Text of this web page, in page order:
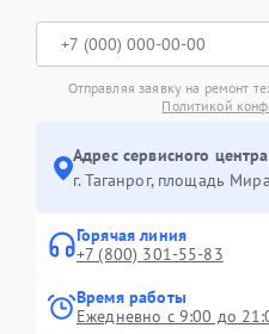
Отправляя заявку на ремонт
Политикой
Адрес сервисного
г. Таганрог, площадь
Горячая линия
+7 (800) 301-55-83
Время работы
Ежедневно с 9:00 до